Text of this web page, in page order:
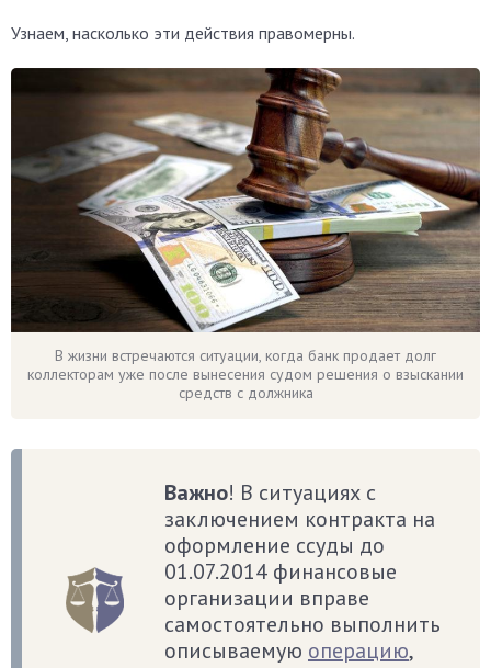
Узнаем, насколько эти действия правомерны.
В жизни встречаются ситуации, когда банк продает долг
коллекторам уже после вынесения судом решения о взыскании
средств с должника
Важно! В ситуациях с
заключением контракта на
оформление ссуды до
01.07.2014 финансовые
организации вправе
самостоятельно выполнить
описываемую операцию,